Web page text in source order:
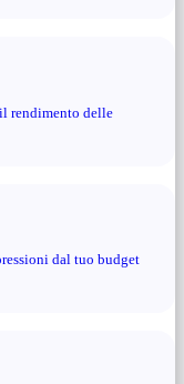
rendimento delle
dal tuo budget